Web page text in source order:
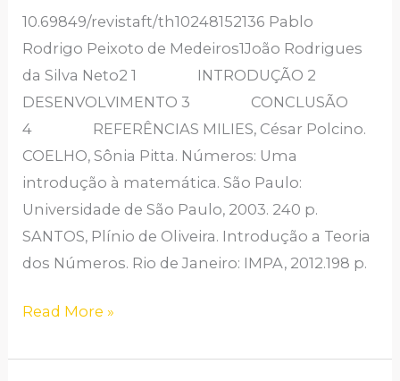
10.69849/revistaft/th10248152136 Pablo
Rodrigo Peixoto de Medeiros1João Rodrigues
da Silva Neto2 1 INTRODUÇÃO 2
DESENVOLVIMENTO 3 CONCLUSÃO
4 REFERÊNCIAS MILIES, César Polcino.
COELHO, Sônia Pitta. Números: Uma
introdução à matemática. São Paulo:
Universidade de São Paulo, 2003. 240 p.
SANTOS, Plínio de Oliveira. Introdução a Teoria
dos Números. Rio de Janeiro: IMPA, 2012.198 p.
NÚMERO
NATURAL
E
SUA
RAIZ
QUADRADA
Read More »